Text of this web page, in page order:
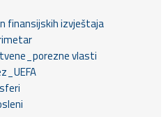
finansijskih izvještaja
vlasti